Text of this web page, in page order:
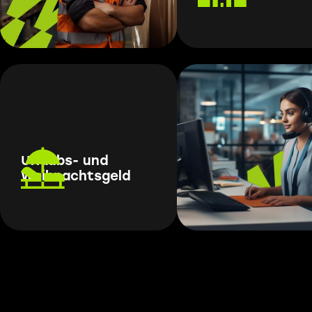
Urlaubs- und
Weihnachtsgeld